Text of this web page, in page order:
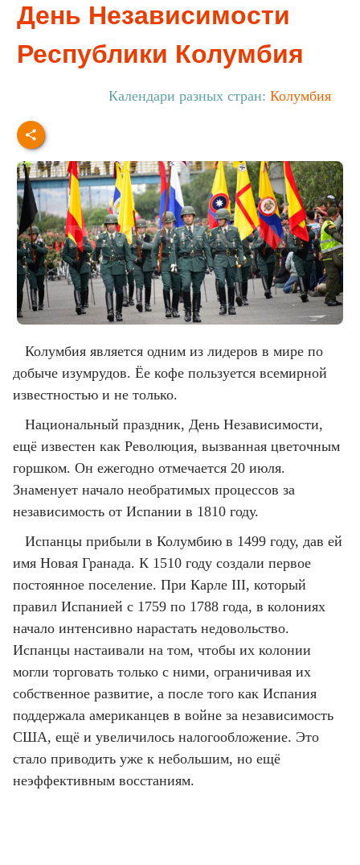
День Независимости
Республики Колумбия
Календари разных стран: Колумбия
Колумбия является одним из лидеров в мире по
добыче изумрудов. Ёе кофе пользуется всемирной
известностью и не только.
Национальный праздник, День Независимости,
ещё известен как Революция, вызванная цветочным
горшком. Он ежегодно отмечается 20 июля.
Знаменует начало необратимых процессов за
независимость от Испании в 1810 году.
Испанцы прибыли в Колумбию в 1499 году, дав ей
имя Новая Гранада. К 1510 году создали первое
постоянное поселение. При Карле III, который
правил Испанией с 1759 по 1788 года, в колониях
начало интенсивно нарастать недовольство.
Испанцы настаивали на том, чтобы их колонии
могли торговать только с ними, ограничивая их
собственное развитие, а после того как Испания
поддержала американцев в войне за независимость
США, ещё и увеличилось налогообложение. Это
стало приводить уже к небольшим, но ещё
неэффективным восстаниям.